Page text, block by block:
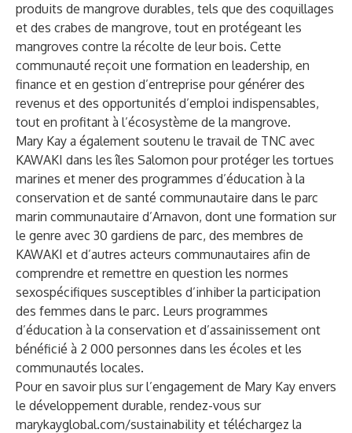
produits de mangrove durables, tels que des coquillages
et des crabes de mangrove, tout en protégeant les
mangroves contre la récolte de leur bois. Cette
communauté reçoit une formation en leadership, en
finance et en gestion d’entreprise pour générer des
revenus et des opportunités d’emploi indispensables,
tout en profitant à l’écosystème de la mangrove.
Mary Kay a également soutenu le travail de TNC avec
KAWAKI dans les îles Salomon pour protéger les tortues
marines et mener des programmes d’éducation à la
conservation et de santé communautaire dans le parc
marin communautaire d’Arnavon, dont une formation sur
le genre avec 30 gardiens de parc, des membres de
KAWAKI et d’autres acteurs communautaires afin de
comprendre et remettre en question les normes
sexospécifiques susceptibles d’inhiber la participation
des femmes dans le parc. Leurs programmes
d’éducation à la conservation et d’assainissement ont
bénéficié à 2 000 personnes dans les écoles et les
communautés locales.
Pour en savoir plus sur l’engagement de Mary Kay envers
le développement durable, rendez-vous sur
marykayglobal.com/sustainability et téléchargez la